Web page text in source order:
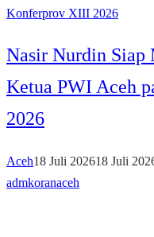
Nasir Nurdin Siap
Ketua PWI Aceh
2026
Aceh18 Juli 202618 Juli
admkoranaceh